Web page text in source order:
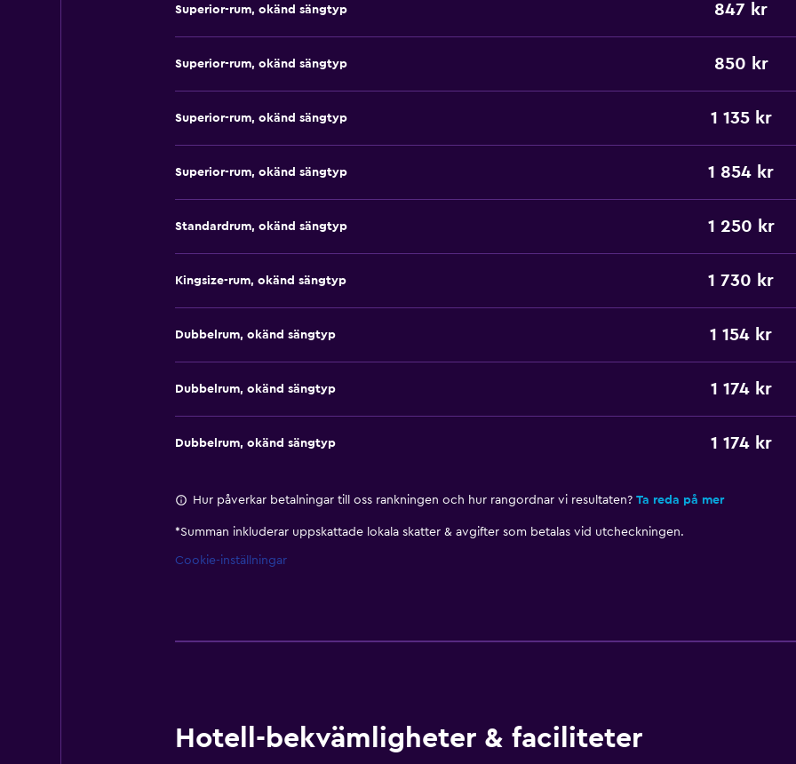
Superior-rum, okänd sängtyp 847 kr
Superior-rum, okänd sängtyp 850 kr
Superior-rum, okänd sängtyp 1 135 kr
Superior-rum, okänd sängtyp 1 854 kr
Standardrum, okänd sängtyp 1 250 kr
Kingsize-rum, okänd sängtyp 1 730 kr
Dubbelrum, okänd sängtyp 1 154 kr
Dubbelrum, okänd sängtyp 1 174 kr
Dubbelrum, okänd sängtyp 1 174 kr
Hur påverkar betalningar till oss rankningen och hur rangordnar vi resultaten? Ta reda på mer
*Summan inkluderar uppskattade lokala skatter & avgifter som betalas vid utcheckningen.
Cookie-inställningar
Hotell-bekvämligheter & faciliteter